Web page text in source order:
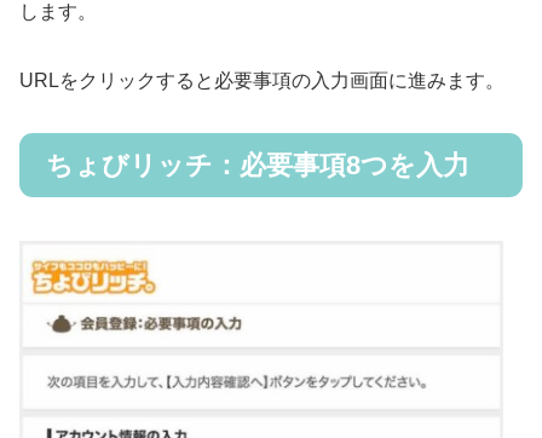
します。
URLをクリックすると必要事項の入力画面に進みます。
ちょびリッチ：必要事項8つを入力